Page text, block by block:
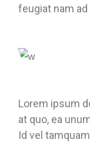
feugiat nam ad
Lorem ipsum
at quo, ea
Id vel